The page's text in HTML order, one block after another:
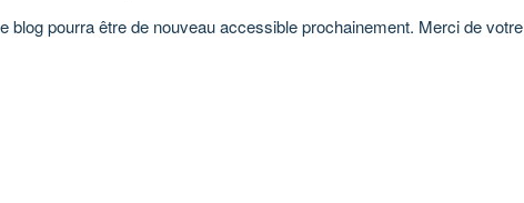
blog pourra être de nouveau accessible prochainement. Merci de votre